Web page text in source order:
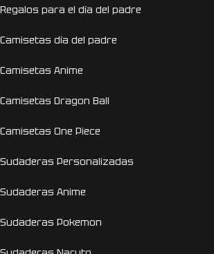
Regalos para el día del padre
Camisetas día del padre
Camisetas Anime
Camisetas Dragon Ball
Camisetas One Piece
Sudaderas Personalizadas
Sudaderas Anime
Sudaderas Pokemon